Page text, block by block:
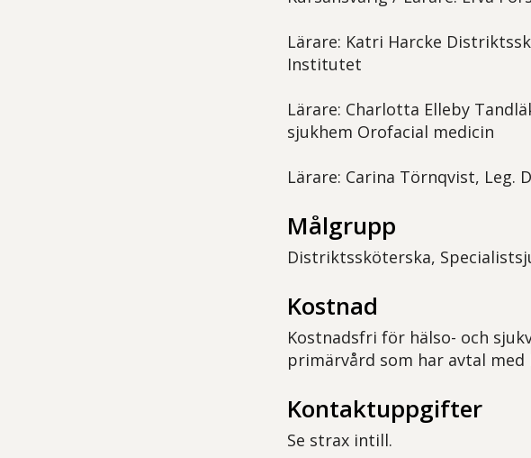
Lärare: Katri Harcke
Institutet
Lärare: Charlotta Elleby
sjukhem Orofacial medicin
Lärare: Carina Törnqvist, Leg.
Målgrupp
Distriktssköterska,
Kostnad
Kostnadsfri för hälso- och
primärvård som har avtal med
Kontaktuppgifter
Se strax intill.